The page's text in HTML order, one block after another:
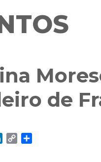
de
LinkedIn
Copy